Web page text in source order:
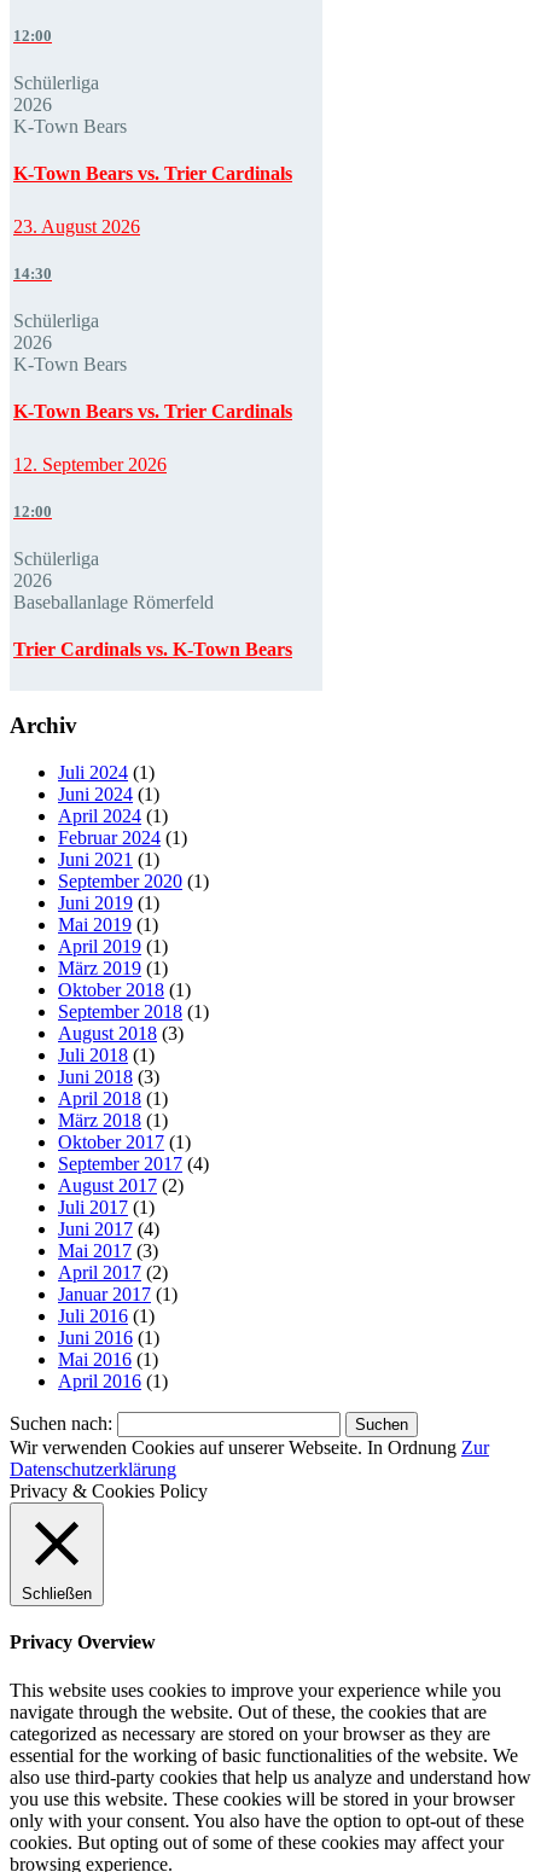
12:00
Schülerliga
2026
K-Town Bears
K-Town Bears vs. Trier Cardinals
23. August 2026
14:30
Schülerliga
2026
K-Town Bears
K-Town Bears vs. Trier Cardinals
12. September 2026
12:00
Schülerliga
2026
Baseballanlage Römerfeld
Trier Cardinals vs. K-Town Bears
Archiv
Juli 2024 (1)
Juni 2024 (1)
April 2024 (1)
Februar 2024 (1)
Juni 2021 (1)
September 2020 (1)
Juni 2019 (1)
Mai 2019 (1)
April 2019 (1)
März 2019 (1)
Oktober 2018 (1)
September 2018 (1)
August 2018 (3)
Juli 2018 (1)
Juni 2018 (3)
April 2018 (1)
März 2018 (1)
Oktober 2017 (1)
September 2017 (4)
August 2017 (2)
Juli 2017 (1)
Juni 2017 (4)
Mai 2017 (3)
April 2017 (2)
Januar 2017 (1)
Juli 2016 (1)
Juni 2016 (1)
Mai 2016 (1)
April 2016 (1)
Suchen nach:
Wir verwenden Cookies auf unserer Webseite. In Ordnung Zur
Datenschutzerklärung
Privacy & Cookies Policy
Schließen
Privacy Overview
This website uses cookies to improve your experience while you
navigate through the website. Out of these, the cookies that are
categorized as necessary are stored on your browser as they are
essential for the working of basic functionalities of the website. We
also use third-party cookies that help us analyze and understand how
you use this website. These cookies will be stored in your browser
only with your consent. You also have the option to opt-out of these
cookies. But opting out of some of these cookies may affect your
browsing experience.